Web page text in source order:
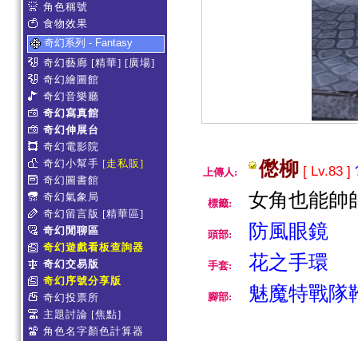
角色稱號
食物效果
奇幻系列 - Fantasy
奇幻藝廊 [精華] [廣場]
奇幻繪圖館
奇幻音樂廳
奇幻寫真館
奇幻伸展台
奇幻電影院
奇幻小幫手 [走私販]
奇幻圖書館
奇幻氣象局
奇幻留言版 [精華區]
奇幻閒聊區
奇幻遊戲看板查詢器
奇幻交易版
奇幻序號分享版
奇幻投票所
主題討論 [焦點]
角色名字顏色計算器
上傳人: 僽柳 [ Lv.83 ]
標籤: 女角也能帥
頭部: 防風眼鏡
手套: 花之手環
腳部: 魅魔特戰隊